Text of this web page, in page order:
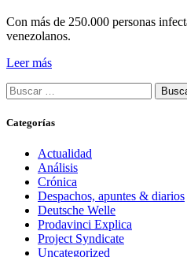
Con más de 250.000 personas
venezolanos.
Leer más
Buscar:
Categorías
Actualidad
Análisis
Crónica
Despachos, apuntes & diarios
Deutsche Welle
Prodavinci Explica
Project Syndicate
Uncategorized